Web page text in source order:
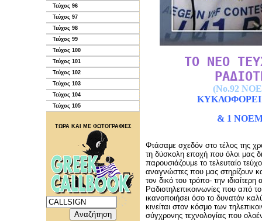
Τεύχος 96
Τεύχος 97
Τεύχος 98
Τεύχος 99
Τεύχος 100
Τεύχος 101
Τεύχος 102
Τεύχος 103
Τεύχος 104
Τεύχος 105
ΤΩΡΑ ΚΑΙ ΜΕ ΦΩΤΟΓΡΑΦΙΕΣ
ΤΟ ΝΕΟ
(Νο.92
& 1
Φτάσαμε σχεδόν στο τέλος της
τη δύσκολη εποχή που όλοι μας
παρουσιάζουμε το τελευταίο
αναγνώστες που μας στηρίζουν
τον δικό του τρόπο- την
Ραδιοτηλεπικοινωνίες που από
ικανοποιήσει όσο το δυνατόν
κινείται στον κόσμο των
σύγχρονης τεχνολογίας που